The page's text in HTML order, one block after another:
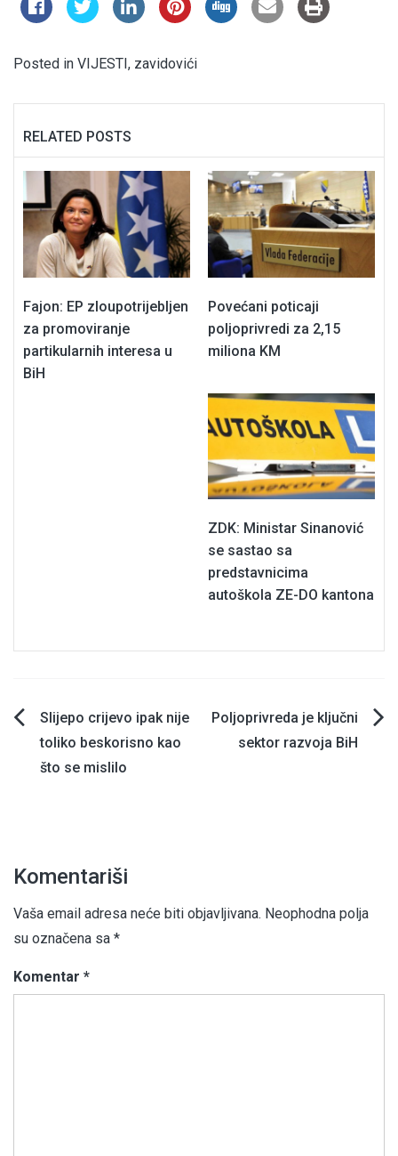
Posted in VIJESTI , zavidovići
RELATED POSTS
Fajon: EP zloupotrijebljen
za promoviranje
partikularnih interesa u
BiH
Povećani poticaji
poljoprivredi za 2,15
miliona KM
ZDK: Ministar Sinanović
se sastao sa
predstavnicima
autoškola ZE-DO kantona
Navigacija
članaka
Slijepo crijevo ipak nije
toliko beskorisno kao
što se mislilo
Poljoprivreda je ključni
sektor razvoja BiH
Komentariši
Vaša email adresa neće biti objavljivana. Neophodna polja
su označena sa *
Komentar *